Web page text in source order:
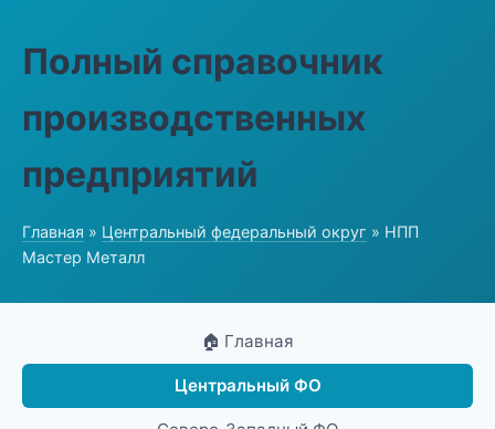
Полный справочник
производственных
предприятий
Главная » Центральный федеральный округ » НПП
Мастер Металл
🏠 Главная
Центральный ФО